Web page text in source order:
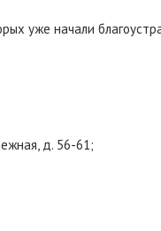
уже начали
д. 56-61;